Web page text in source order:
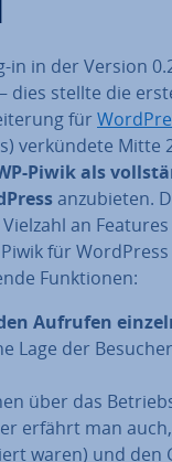
in in der Version
dies stellte die
für
ver­kün­de­te Mitte
Piwik als
an­zu­bie­ten.
an
für
Funk­tio­nen:
Aufrufen
Lage der
über das
erfährt man
waren) und den